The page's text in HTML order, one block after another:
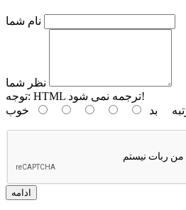
نام شما
نظر شما
توجه:
HTML ترجمه نمی شود!
بد خوب
ادامه